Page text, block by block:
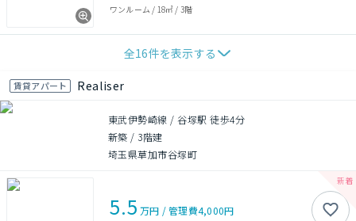
ワンルーム / 18㎡ / 3階
全16件を表示する
賃貸アパート Realiser
東武伊勢崎線 / 谷塚駅 徒歩4分
新築 / 3階建
埼玉県草加市谷塚町
5.5 万円 /管理費4,000円